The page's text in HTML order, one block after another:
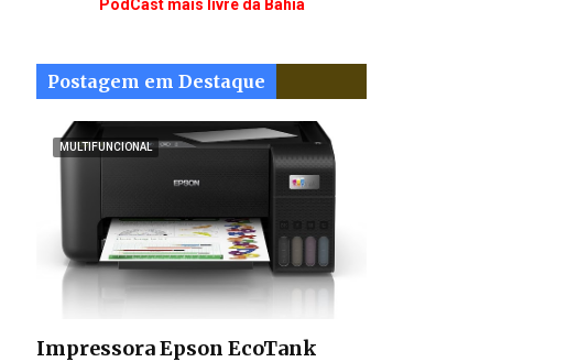
PodCast mais livre da Bahia
Postagem em Destaque
MULTIFUNCIONAL
Impressora Epson EcoTank